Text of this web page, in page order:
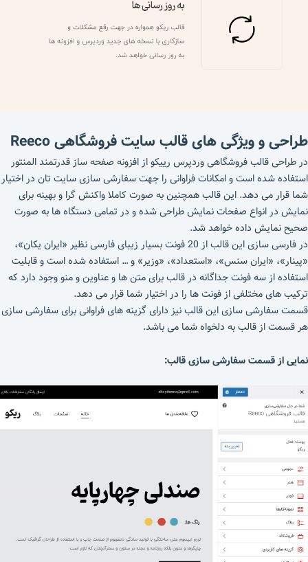
طراحی و ویژگی های قالب سایت فروشگاهی Reeco
در طراحی قالب فروشگاهی وردپرس رییکو از افزونه صفحه ساز قدرتمند المنتور
استفاده شده است و امکانات فراوانی را جهت سفارشی سازی سایت تان در اختیار
شما قرار می دهد. این قالب همچنین به صورت کاملا واکنش گرا و بهینه برای
نمایش در انواع صفحات نمایش طراحی شده و در تمامی دستگاه ها به صورت
صحیح نمایش داده خواهد شد.
در فارسی سازی این قالب از 20 فونت بسیار زیبای فارسی نظیر «ایران یکان»،
«پینار»، «ایران سنس»، «استعداد»، «وزیر» و … استفاده شده است و قابلیت
استفاده از سه فونت جداگانه در قالب برای متن ها و عناوین و منو وجود دارد که
ترکیب های مختلفی از فونت ها را در اختیار شما قرار می دهد.
قسمت سفارشی سازی این قالب نیز دارای گزینه های فراوانی برای سفارشی سازی
هر قسمت از قالب به دلخواه شما می باشد.
نمایی از قسمت سفارشی سازی قالب: